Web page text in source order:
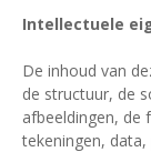
Intellectuele
De inhoud van
de structuur, de
afbeeldingen, de
tekeningen,